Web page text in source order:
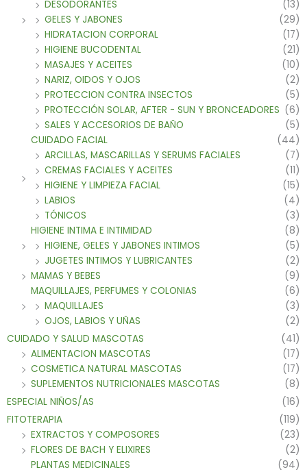
DESODORANTES
(13)
GELES Y JABONES
(29)
HIDRATACION CORPORAL
(17)
HIGIENE BUCODENTAL
(21)
MASAJES Y ACEITES
(10)
NARIZ, OIDOS Y OJOS
(2)
PROTECCION CONTRA INSECTOS
(5)
PROTECCIÓN SOLAR, AFTER - SUN Y BRONCEADORES (6)
SALES Y ACCESORIOS DE BAÑO
(5)
CUIDADO FACIAL
(44)
ARCILLAS, MASCARILLAS Y SERUMS FACIALES
(7)
CREMAS FACIALES Y ACEITES
(11)
HIGIENE Y LIMPIEZA FACIAL
(15)
LABIOS
(4)
TÓNICOS
(3)
HIGIENE INTIMA E INTIMIDAD
(8)
HIGIENE, GELES Y JABONES INTIMOS
(5)
JUGETES INTIMOS Y LUBRICANTES
(2)
MAMAS Y BEBES
(9)
MAQUILLAJES, PERFUMES Y COLONIAS
(6)
MAQUILLAJES
(3)
OJOS, LABIOS Y UÑAS
(2)
CUIDADO Y SALUD MASCOTAS
(41)
ALIMENTACION MASCOTAS
(17)
COSMETICA NATURAL MASCOTAS
(17)
SUPLEMENTOS NUTRICIONALES MASCOTAS
(8)
ESPECIAL NIÑOS/AS
(16)
FITOTERAPIA
(119)
EXTRACTOS Y COMPOSORES
(23)
FLORES DE BACH Y ELIXIRES
(2)
PLANTAS MEDICINALES
(94)